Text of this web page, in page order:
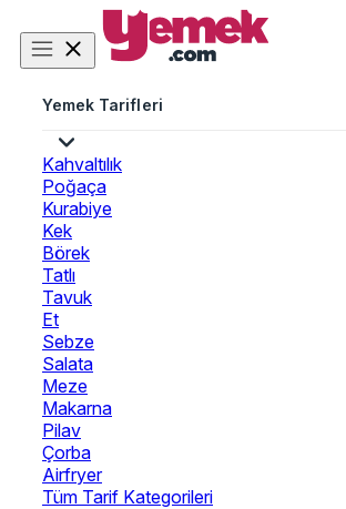
Yemek Tarifleri
Kahvaltılık
Poğaça
Kurabiye
Kek
Börek
Tatlı
Tavuk
Et
Sebze
Salata
Meze
Makarna
Pilav
Çorba
Airfryer
Tüm Tarif Kategorileri